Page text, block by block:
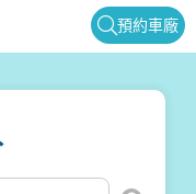
預約車廠